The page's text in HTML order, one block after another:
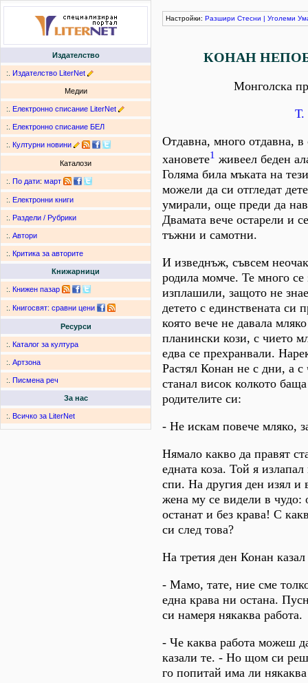
Издателство
:. Издателство LiterNet
Медии
:. Електронно списание LiterNet
:. Електронно списание БЕЛ
:. Културни новини
Каталози
:. По дати: март
:. Електронни книги
:. Раздели / Рубрики
:. Автори
:. Критика за авторите
Книжарници
:. Книжен пазар
:. Книгосвят: сравни цени
Ресурси
:. Каталог за култура
:. Артзона
:. Писмена реч
За нас
:. Всичко за LiterNet
Настройки: Разшири Стесни | Уголеми
КОНАН
Монголска
Т.
Отдавна, много отдавна, в
хановете1 живеел беден
Голяма била мъката на
можели да си отгледат
умирали, още преди да
Двамата вече остарели и
тъжни и самотни.
И изведнъж, съвсем
родила момче. Те много се
изплашили, защото не
детето с единствената си
която вече не давала
планински кози, с чието
едва се прехранвали.
Растял Конан не с дни, а с
станал висок колкото
родителите си:
- Не искам повече мляко,
Нямало какво да правят
едната коза. Той я
спи. На другия ден изял и
жена му се видели в
останат и без крава! С
си след това?
На третия ден Конан
- Мамо, тате, ние сме
една крава ни остана.
си намеря някаква работа.
- Че каква работа можеш
казали те. - Но щом си
го попитай има ли някаква